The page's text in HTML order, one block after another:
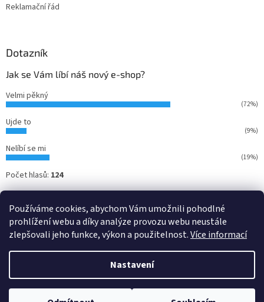
Používáme cookies, abychom Vám umožnili pohodlné
prohlížení webu a díky analýze provozu webu neustále
zlepšovali jeho funkce, výkon a použitelnost.Více informací
Nastavení
Reklamační řád
Dotazník
Jak se Vám líbí náš nový e-shop?
Velmi pěkný
(72%)
Ujde to
(9%)
Nelíbí se mi
(19%)
Počet hlasů: 124
Vytvořil Shoptet